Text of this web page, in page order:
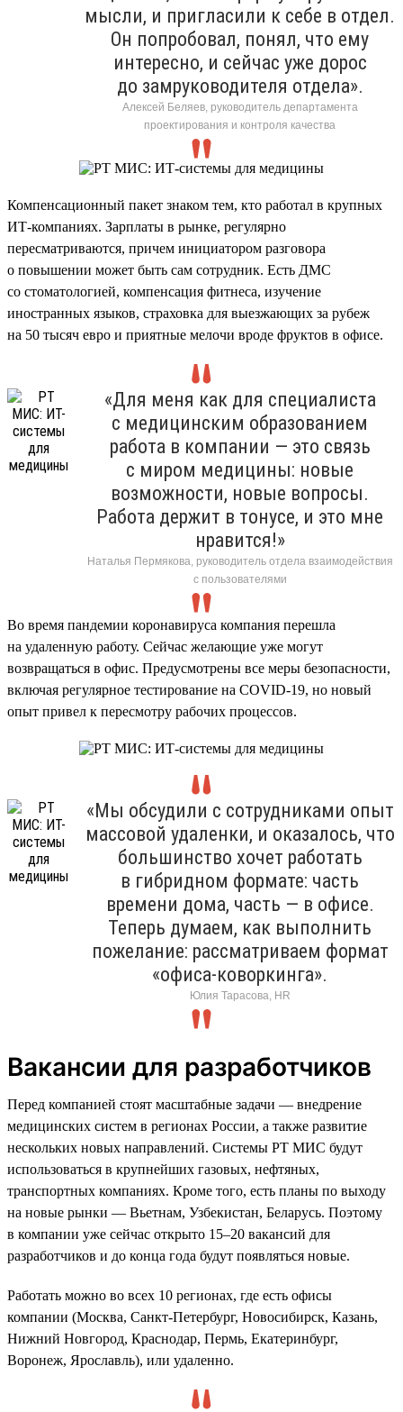
мысли, и пригласили к себе в отдел.
Он попробовал, понял, что ему
интересно, и сейчас уже дорос
до замруководителя отдела».
Алексей Беляев, руководитель департамента
проектирования и контроля качества
Компенсационный пакет знаком тем, кто работал в крупных
ИТ-компаниях. Зарплаты в рынке, регулярно
пересматриваются, причем инициатором разговора
о повышении может быть сам сотрудник. Есть ДМС
со стоматологией, компенсация фитнеса, изучение
иностранных языков, страховка для выезжающих за рубеж
на 50 тысяч евро и приятные мелочи вроде фруктов в офисе.
«Для меня как для специалиста
с медицинским образованием
работа в компании — это связь
с миром медицины: новые
возможности, новые вопросы.
Работа держит в тонусе, и это мне
нравится!»
Наталья Пермякова, руководитель отдела взаимодействия
с пользователями
Во время пандемии коронавируса компания перешла
на удаленную работу. Сейчас желающие уже могут
возвращаться в офис. Предусмотрены все меры безопасности,
включая регулярное тестирование на COVID-19, но новый
опыт привел к пересмотру рабочих процессов.
«Мы обсудили с сотрудниками опыт
массовой удаленки, и оказалось, что
большинство хочет работать
в гибридном формате: часть
времени дома, часть — в офисе.
Теперь думаем, как выполнить
пожелание: рассматриваем формат
«офиса-коворкинга».
Юлия Тарасова, HR
Вакансии для разработчиков
Перед компанией стоят масштабные задачи — внедрение
медицинских систем в регионах России, а также развитие
нескольких новых направлений. Системы РТ МИС будут
использоваться в крупнейших газовых, нефтяных,
транспортных компаниях. Кроме того, есть планы по выходу
на новые рынки — Вьетнам, Узбекистан, Беларусь. Поэтому
в компании уже сейчас открыто 15–20 вакансий для
разработчиков и до конца года будут появляться новые.
Работать можно во всех 10 регионах, где есть офисы
компании (Москва, Санкт-Петербург, Новосибирск, Казань,
Нижний Новгород, Краснодар, Пермь, Екатеринбург,
Воронеж, Ярославль), или удаленно.